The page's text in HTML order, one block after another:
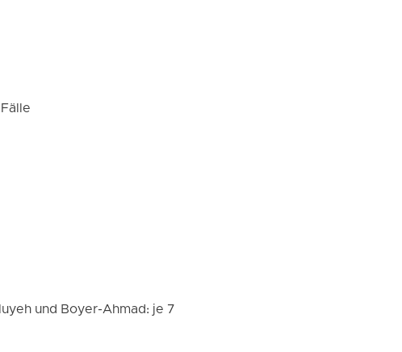
und Boyer-Ahmad: je 7